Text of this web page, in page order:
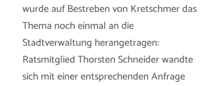
wurde auf Bestreben von Kretschmer das
Thema noch einmal an die
Stadtverwaltung herangetragen:
Ratsmitglied Thorsten Schneider wandte
sich mit einer entsprechenden Anfrage